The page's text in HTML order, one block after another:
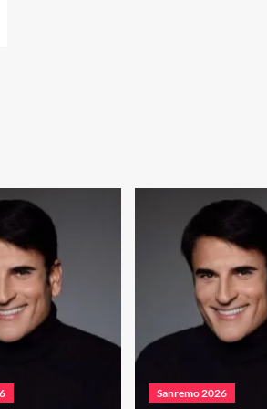
Sanremo 2026